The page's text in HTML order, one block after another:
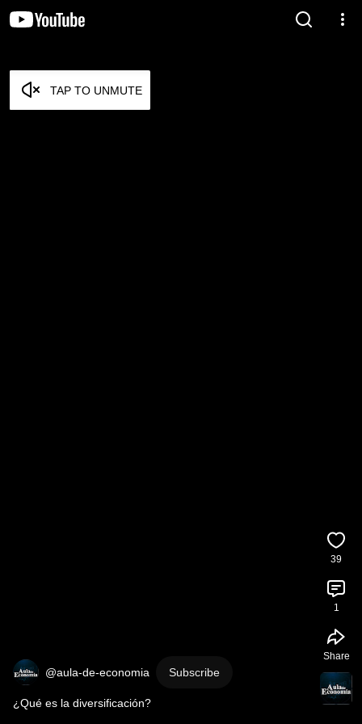
TAP TO UNMUTE
@aula-de-economia Subscribe
¿Qué es la diversificación?
39
1
Share